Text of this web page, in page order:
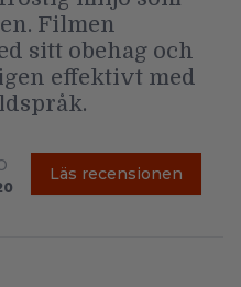
Filmen
sitt obehag och
effektivt med
Läs recensionen